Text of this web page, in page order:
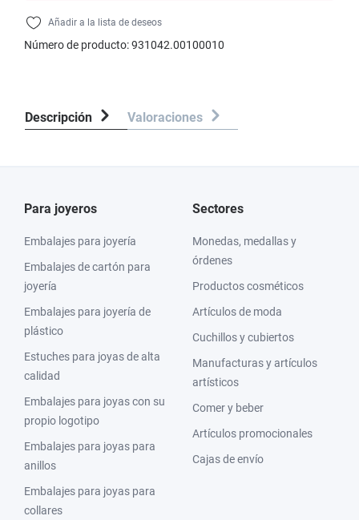
Añadir a la lista de deseos
Número de producto:931042.00100010
Descripción Valoraciones
Para joyeros
Embalajes para joyería
Embalajes de cartón para
joyería
Embalajes para joyería de
plástico
Estuches para joyas de alta
calidad
Embalajes para joyas con su
propio logotipo
Embalajes para joyas para
anillos
Embalajes para joyas para
collares
Sectores
Monedas, medallas y
órdenes
Productos cosméticos
Artículos de moda
Cuchillos y cubiertos
Manufacturas y artículos
artísticos
Comer y beber
Artículos promocionales
Cajas de envío